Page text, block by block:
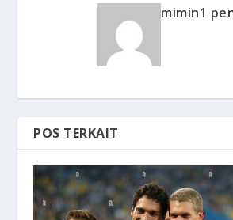
mimin1
POS TERKAIT